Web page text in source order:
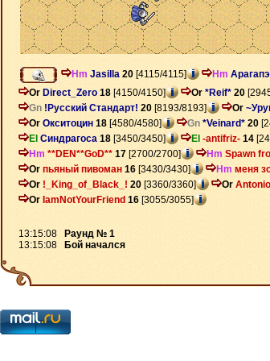
Hm Jasilla 20 [4115/4115] Hm
Or Direct_Zero 18 [4150/4150] Or *Reif* 20
Gn !Русский Стандарт! 20 [8193/8193] Or
Or Окситоцин 18 [4580/4580] Gn *Veinard* 20
El Синдрагоса 18 [3450/3450] El -antifriz- 14
Hm **DEN**GoD** 17 [2700/2700] Hm Spawn
Or пьяный пивоман 16 [3430/3430] Hm меня
Or !_King_of_Black_! 20 [3360/3360] Or
Or IamNotYourFriend 16 [3055/3055]
13:15:08
Раунд № 1
13:15:08
Бой начался